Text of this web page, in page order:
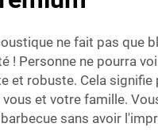
ne fait pas que
! Personne ne pourra
et robuste. Cela signifie
et votre famille.
sans avoir